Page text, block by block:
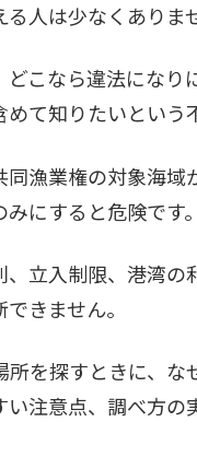
人は少なくありま
こなら違法になり
て知りたいという
漁業権の対象海域
にすると危険です。
立入制限、港湾の
きません。
を探すときに、な
注意点、調べ方の